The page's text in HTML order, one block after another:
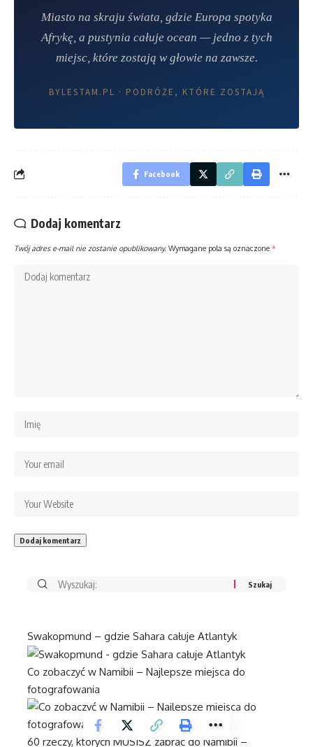
Miasto na skraju świata, gdzie Europa spotyka
Afrykę, a pustynia całuje ocean — jedno z tych
miejsc, które zostają w głowie na zawsze.
BYLESTAM.PL · PODRÓŻE, KTÓRE ZOSTAJĄ
Facebook
Dodaj komentarz
Twój adres e-mail nie zostanie opublikowany. Wymagane pola są oznaczone *
Swakopmund – gdzie Sahara całuje Atlantyk
Co zobaczyć w Namibii – Najlepsze miejsca do
fotografowania
60 rzeczy, których MUSISZ zabrać do Namibii –